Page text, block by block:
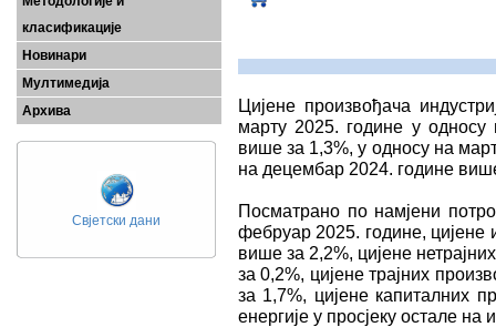
класификације
Новинари
Мултимедија
Архива
Свјетски дани
Цијенe произвођачa
марту 2025. године у
више за 1,3%, у односу на
на децембар 2024. године
Посматрано по намјени
фебруар 2025. године, цијене
више за 2,2%, цијене
за 0,2%, цијене трајних
за 1,7%, цијене капиталних
енергије у просјеку остале на